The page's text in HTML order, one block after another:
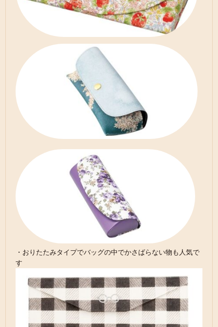
・おりたたみタイプでバッグの中でかさばらない物も人気で
す